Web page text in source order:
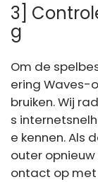
3]
g
Om de
ering Waves-
bruiken. Wij
s
e kennen. Als
outer
ontact op